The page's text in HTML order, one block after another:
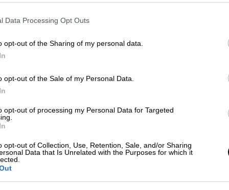
Data Processing Opt Outs
opt-out of the Sharing of my personal data.
opt-out of the Sale of my Personal Data.
opt-out of processing my Personal Data for Targeted
opt-out of Collection, Use, Retention, Sale, and/or Sharing
Data that Is Unrelated with the Purposes for which it
- Αισθητές και στην Αττική
περάσουν αρκετές ώρες, προκειμένου να
περιοχής
της συγκεκριμένης περιοχής και
στις Μαρκάτες (περίπου 5 χιλιόμετρα
πως
δηλαδή 5,2 Ρίχτερ και στις 4